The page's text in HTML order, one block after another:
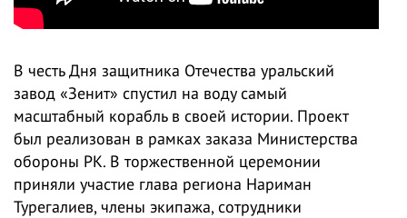
В честь Дня защитника Отечества уральский
завод «Зенит» спустил на воду самый
масштабный корабль в своей истории. Проект
был реализован в рамках заказа Министерства
обороны РК. В торжественной церемонии
приняли участие глава региона Нариман
Турегалиев, члены экипажа, сотрудники